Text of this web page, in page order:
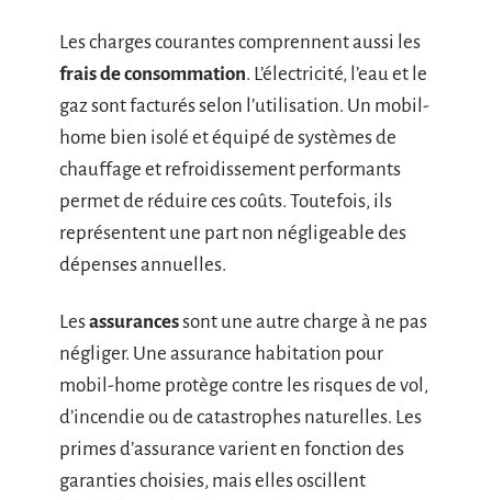
Les charges courantes comprennent aussi les
frais de consommation. L’électricité, l’eau et le
gaz sont facturés selon l’utilisation. Un mobil-
home bien isolé et équipé de systèmes de
chauffage et refroidissement performants
permet de réduire ces coûts. Toutefois, ils
représentent une part non négligeable des
dépenses annuelles.
Lesassurancessont une autre charge à ne pas
négliger. Une assurance habitation pour
mobil-home protège contre les risques de vol,
d’incendie ou de catastrophes naturelles. Les
primes d’assurance varient en fonction des
garanties choisies, mais elles oscillent